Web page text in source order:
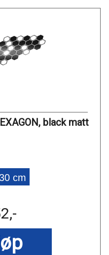
black matt
cm